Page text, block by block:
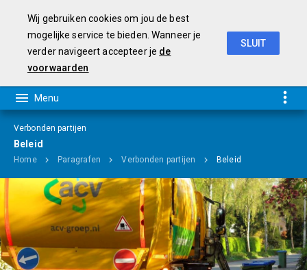
Verbonden partijen
Beleid
Home Paragrafen Verbonden partijen Beleid
Wij gebruiken cookies om jou de best
mogelijke service te bieden. Wanneer je
verder navigeert accepteer je de
voorwaarden
SLUIT